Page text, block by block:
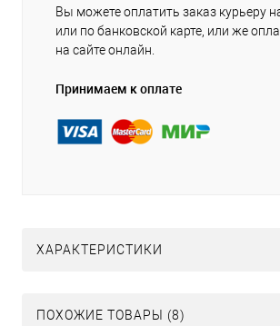
Вы можете оплатить заказ курьеру
или по банковской карте, или же
на сайте онлайн.
Принимаем к оплате
ХАРАКТЕРИСТИКИ
ПОХОЖИЕ ТОВАРЫ (8)